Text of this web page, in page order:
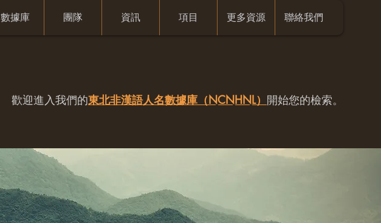
數據庫 團隊 資訊 項目 更多資源 聯絡我們
歡迎進入我們的東北非漢語人名數據庫（NCNHNL） 開始您的檢索。